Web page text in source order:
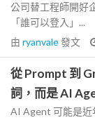
公司替工程師開好
「誰可以登入」...
由 ryanvale發文
從 Prompt 到
詞，而是 AI
AI Agent 可能是近